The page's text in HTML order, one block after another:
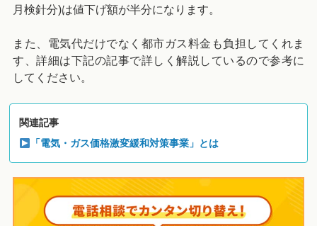
月検針分)は値下げ額が半分になります。
また、電気代だけでなく都市ガス料金も負担してくれま
す、詳細は下記の記事で詳しく解説しているので参考に
してください。
関連記事
「電気・ガス価格激変緩和対策事業」とは